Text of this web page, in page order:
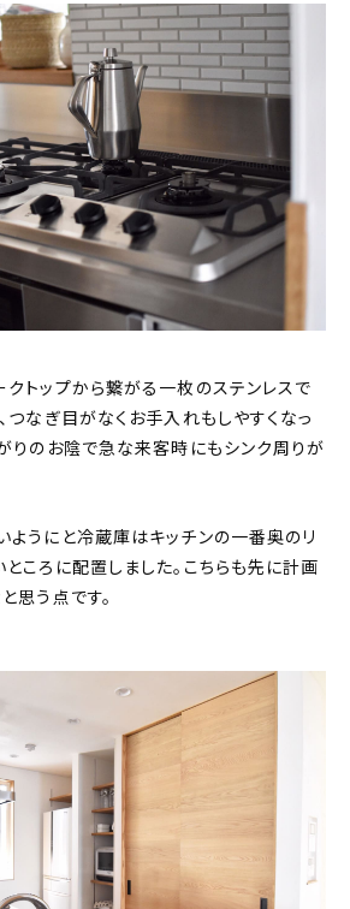
トップから繋がる一枚のステンレスで
つなぎ目がなくお手入れもしやすくなっ
りのお陰で急な来客時にもシンク周りが
ようにと冷蔵庫はキッチンの一番奥のリ
ころに配置しました。こちらも先に計画
思う点です。